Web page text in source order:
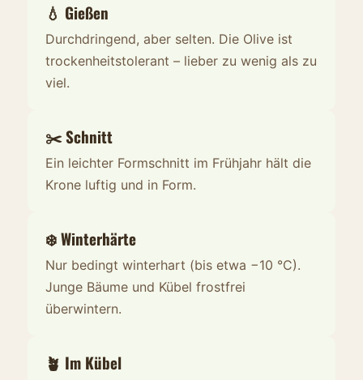
💧 Gießen
Durchdringend, aber selten. Die Olive ist
trockenheitstolerant – lieber zu wenig als zu
viel.
✂️ Schnitt
Ein leichter Formschnitt im Frühjahr hält die
Krone luftig und in Form.
❄️ Winterhärte
Nur bedingt winterhart (bis etwa −10 °C).
Junge Bäume und Kübel frostfrei
überwintern.
🪴 Im Kübel